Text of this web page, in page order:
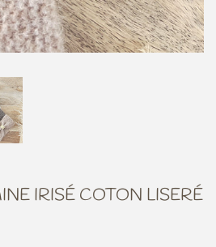
IRISÉ COTON LISERÉ